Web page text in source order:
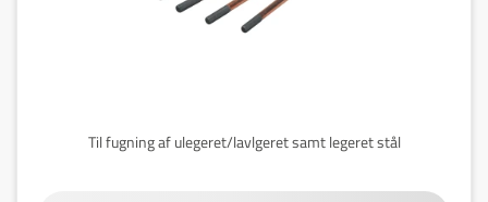
Til fugning af ulegeret/lavlgeret samt legeret stål